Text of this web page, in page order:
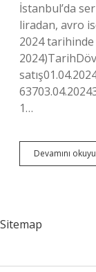
İstanbul’da
liradan, avro
2024
1…
Devamını
Sitemap